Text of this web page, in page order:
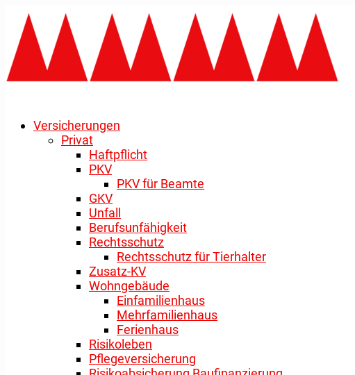
Versicherungen
Privat
Haftpflicht
PKV
PKV für Beamte
GKV
Unfall
Berufsunfähigkeit
Rechtsschutz
Rechtsschutz für Tierhalter
Zusatz-KV
Wohngebäude
Einfamilienhaus
Mehrfamilienhaus
Ferienhaus
Risikoleben
Pflegeversicherung